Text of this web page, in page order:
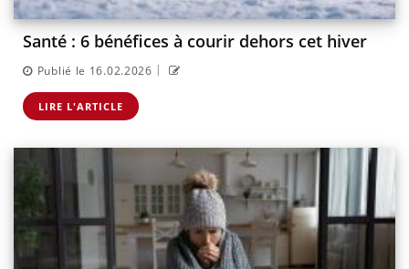
Santé : 6 bénéfices à courir dehors cet hiver
Publié le 16.02.2026 |
LIRE L'ARTICLE